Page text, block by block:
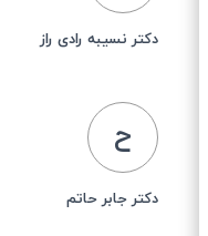
دکتر نسیبه رادی راز
ح
دکتر جابر حاتم